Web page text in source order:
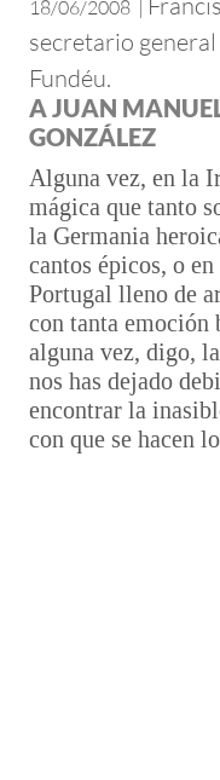
18/06/2008 |
secretario general
Fundéu.
A JUAN
GONZÁLEZ
Alguna vez, en la
mágica que tanto
la Germania
cantos épicos, o en
Portugal lleno de
con tanta emoción
alguna vez, digo,
nos has dejado
encontrar la
con que se hacen